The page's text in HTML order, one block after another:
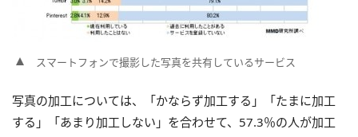
スマートフォンで撮影した写真を共有しているサービス
写真の加工については、「かならず加工する」「たまに加工
する」「あまり加工しない」を合わせて、57.3％の人が加工